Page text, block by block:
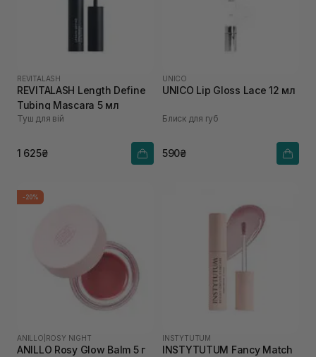
REVITALASH
REVITALASH Length Define
Tubing Mascara 5 мл
Туш для вій
1 625₴
UNICO
UNICO Lip Gloss Lace 12 мл
Блиск для губ
590₴
-20%
ANILLO ROSY NIGHT
ANILLO Rosy Glow Balm 5 г
INSTYTUTUM
INSTYTUTUM Fancy Match